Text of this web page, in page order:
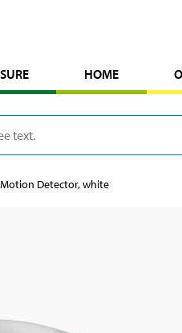
HOME
Motion Detector, white